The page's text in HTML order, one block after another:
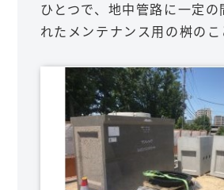
ひとつで、地中管路に一定の
れたメンテナンス用の桝のこ